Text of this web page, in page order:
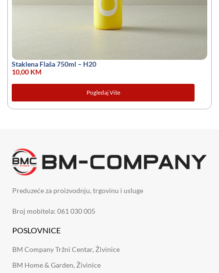
Staklena Flaša 750ml – H20
10,00 KM
Pogledaj Više
Preduzeće za proizvodnju, trgovinu i usluge
Broj mobitela: 061 030 005
POSLOVNICE
BM Company Tržni Centar, Živinice
BM Home & Garden, Živinice